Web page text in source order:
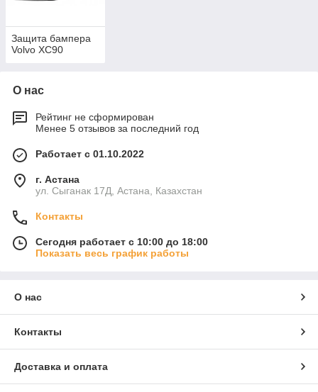
Защита бампера
Volvo XC90
О нас
Рейтинг не сформирован
Менее 5 отзывов за последний год
Работает с 01.10.2022
г. Астана
ул. Сыганак 17Д, Астана, Казахстан
Контакты
Сегодня работает с 10:00 до 18:00
Показать весь график работы
О нас
Контакты
Доставка и оплата